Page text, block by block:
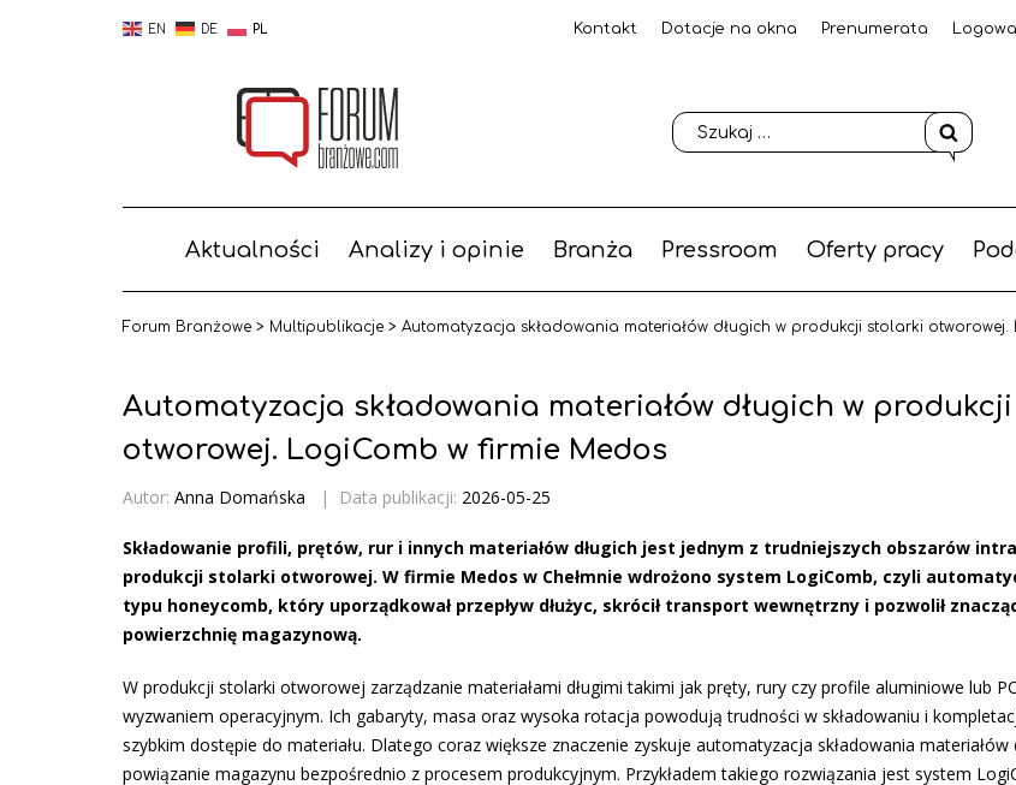
EN DE PL Kontakt Dotacje na okna Prenumerata
Aktualności Analizy i opinie Branża Pressroom Oferty pracy
Forum Branżowe > Multipublikacje > Automatyzacja składowania materiałów długich w produkcji stolarki otworowej.
Automatyzacja składowania materiałów długich w
otworowej. LogiComb w firmie Medos
Autor: Anna Domańska | Data publikacji: 2026-05-25
Składowanie profili, prętów, rur i innych materiałów długich jest jednym z trudniejszych obszarów
produkcji stolarki otworowej. W firmie Medos w Chełmnie wdrożono system LogiComb, czyli
typu honeycomb, który uporządkował przepływ dłużyc, skrócił transport wewnętrzny i pozwolił
powierzchnię magazynową.
W produkcji stolarki otworowej zarządzanie materiałami długimi takimi jak pręty, rury czy profile aluminiowe lub
wyzwaniem operacyjnym. Ich gabaryty, masa oraz wysoka rotacja powodują trudności w składowaniu i
szybkim dostępie do materiału. Dlatego coraz większe znaczenie zyskuje automatyzacja składowania materiałów
powiązanie magazynu bezpośrednio z procesem produkcyjnym. Przykładem takiego rozwiązania jest system